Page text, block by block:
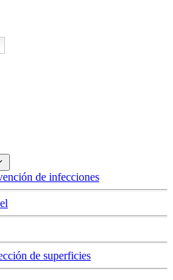
de infecciones
de superficies